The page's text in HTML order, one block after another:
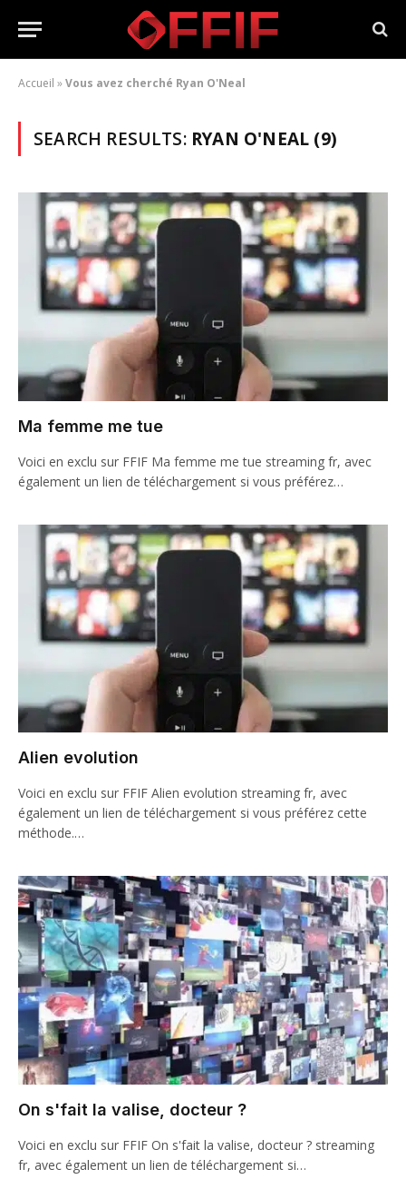
Accueil »Vous avez cherché Ryan O'Neal
SEARCH RESULTS: RYAN O'NEAL (9)
Ma femme me tue
Voici en exclu sur FFIF Ma femme me tue streaming fr, avec
également un lien de téléchargement si vous préférez…
Alien evolution
Voici en exclu sur FFIF Alien evolution streaming fr, avec
également un lien de téléchargement si vous préférez cette
méthode.…
On s'fait la valise, docteur ?
Voici en exclu sur FFIF On s'fait la valise, docteur ? streaming
fr, avec également un lien de téléchargement si…